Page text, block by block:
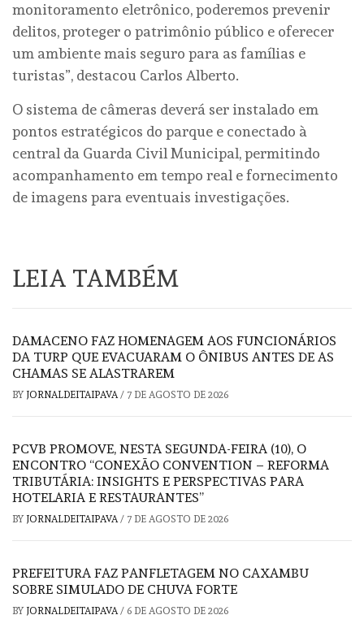
monitoramento eletrônico, poderemos prevenir
delitos, proteger o patrimônio público e oferecer
um ambiente mais seguro para as famílias e
turistas”, destacou Carlos Alberto.
O sistema de câmeras deverá ser instalado em
pontos estratégicos do parque e conectado à
central da Guarda Civil Municipal, permitindo
acompanhamento em tempo real e fornecimento
de imagens para eventuais investigações.
LEIA TAMBÉM
DAMACENO FAZ HOMENAGEM AOS FUNCIONÁRIOS
DA TURP QUE EVACUARAM O ÔNIBUS ANTES DE AS
CHAMAS SE ALASTRAREM
BY JORNALDEITAIPAVA/ 7 DE AGOSTO DE 2026
PCVB PROMOVE, NESTA SEGUNDA-FEIRA (10), O
ENCONTRO “CONEXÃO CONVENTION – REFORMA
TRIBUTÁRIA: INSIGHTS E PERSPECTIVAS PARA
HOTELARIA E RESTAURANTES”
BY JORNALDEITAIPAVA/ 7 DE AGOSTO DE 2026
PREFEITURA FAZ PANFLETAGEM NO CAXAMBU
SOBRE SIMULADO DE CHUVA FORTE
BY JORNALDEITAIPAVA/ 6 DE AGOSTO DE 2026